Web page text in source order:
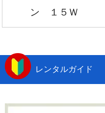
ン １５Ｗ
レンタルガイド